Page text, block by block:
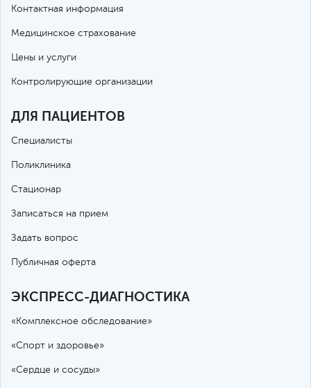
Контактная информация
Медицинское страхование
Цены и услуги
Контролирующие организации
ДЛЯ ПАЦИЕНТОВ
Специалисты
Поликлиника
Стационар
Записаться на прием
Задать вопрос
Публичная оферта
ЭКСПРЕСС-ДИАГНОСТИКА
«Комплексное обследование»
«Спорт и здоровье»
«Сердце и сосуды»